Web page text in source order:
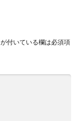
が付いている欄は必須項